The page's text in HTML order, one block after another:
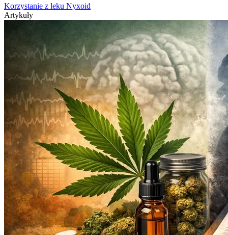
Korzystanie z leku Nyxoid
Artykuły